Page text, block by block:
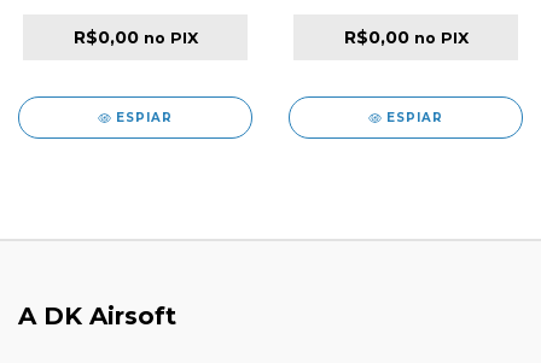
R$0,00 no PIX
ESPIAR
R$0,00 no PIX
ESPIAR
A DK Airsoft